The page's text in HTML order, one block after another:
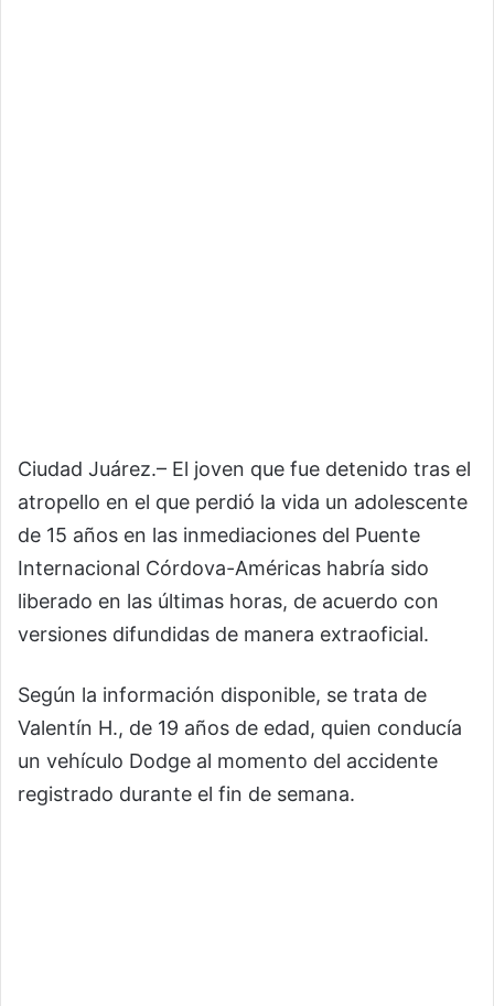
Ciudad Juárez.– El joven que fue detenido tras el
atropello en el que perdió la vida un adolescente
de 15 años en las inmediaciones del Puente
Internacional Córdova-Américas habría sido
liberado en las últimas horas, de acuerdo con
versiones difundidas de manera extraoficial.
Según la información disponible, se trata de
Valentín H., de 19 años de edad, quien conducía
un vehículo Dodge al momento del accidente
registrado durante el fin de semana.